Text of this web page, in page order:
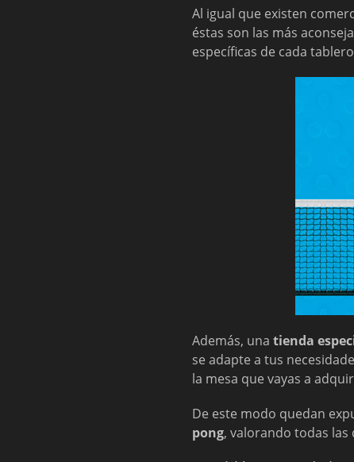
Al igual que existen
éstas son las más
específicas de cada
Además, una tienda
se adapte a tus
la mesa que vayas a
De este modo quedan
pong, valorando todas las